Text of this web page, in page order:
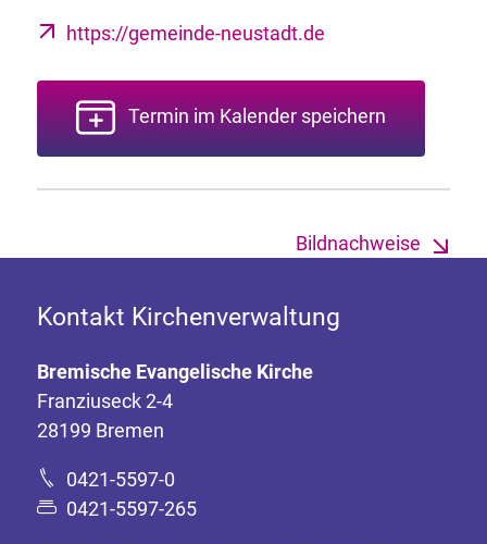
https://gemeinde-neustadt.de
Termin im Kalender speichern
Bildnachweise
Kontakt Kirchenverwaltung
Bremische Evangelische Kirche
Franziuseck 2-4
28199 Bremen
0421-5597-0
0421-5597-265